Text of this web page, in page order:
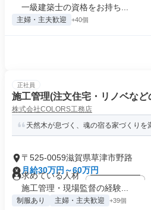
一級建築士の資格をお持ち...
主婦・主夫歓迎 +40個
正社員
施工管理(注文住宅・リノベな
株式会社COLORS工務店
天然木が息づく、魂の宿る家づくりを
〒525-0059滋賀県草津市野路
月給30万円～60万円
求めている人材
施工管理・現場監督の経験...
制服あり 主婦・主夫歓迎 +39個